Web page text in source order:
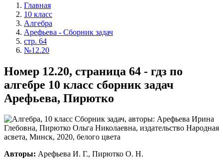
Главная
10 класс
Алгебра
Арефьева - Сборник задач
стр. 64
№12.20
Номер 12.20, страница 64 - гдз по
алгебре 10 класс сборник задач
Арефьева, Пирютко
Авторы: Арефьева И. Г., Пирютко О. Н.